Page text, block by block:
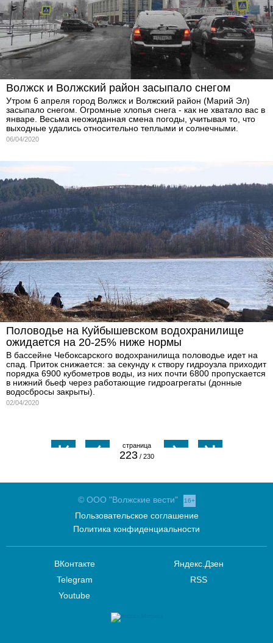
Волжск и Волжский район засыпало снегом
Утром 6 апреля город Волжск и Волжский район (Марий Эл)
засыпало снегом. Огромные хлопья снега - как не хватало вас в
январе. Весьма неожиданная смена погоды, учитывая то, что
выходные удались относительно теплыми и солнечными.
06/04/2020
Половодье на Куйбышевском водохранилище
ожидается на 20-25% ниже нормы
В бассейне Чебоксарского водохранилища половодье идет на
спад. Приток снижается: за секунду к створу гидроузла приходит
порядка 6900 кубометров воды, из них почти 6800 пропускается
в нижний бьеф через работающие гидроагрегаты (донные
водосбросы закрыты).
02/04/2020
223/ 230
© ООО "Волжские вести" 16+
Пользовательское соглашение
Политика конфиденциальности
ВКонтакте
Telegram
Youtube
Яндекс.Дзен
RSS